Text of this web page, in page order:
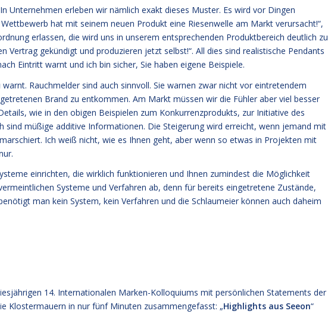
Unternehmen erleben wir nämlich exakt dieses Muster. Es wird vor Dingen
hat mit seinem neuen Produkt eine Riesenwelle am Markt verursacht!“,
erlassen, die wird uns in unserem entsprechenden Produktbereich deutlich zu
Vertrag gekündigt und produzieren jetzt selbst!“. All dies sind realistische Pendants
Eintritt warnt und ich bin sicher, Sie haben eigene Beispiele.
Rauchmelder sind auch sinnvoll. Sie warnen zwar nicht vor eintretendem
Brand zu entkommen. Am Markt müssen wir die Fühler aber viel besser
wie in den obigen Beispielen zum Konkurrenzprodukts, zur Initiative des
sind müßige additive Informationen. Die Steigerung wird erreicht, wenn jemand mit
Ich weiß nicht, wie es Ihnen geht, aber wenn so etwas in Projekten mit
einrichten, die wirklich funktionieren und Ihnen zumindest die Möglichkeit
Systeme und Verfahren ab, denn für bereits eingetretene Zustände,
man kein System, kein Verfahren und die Schlaumeier können auch daheim
14. Internationalen Marken-Kolloquiums mit persönlichen Statements der
Klostermauern in nur fünf Minuten zusammengefasst: „Highlights aus Seeon“